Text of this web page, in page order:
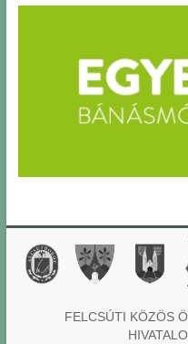
FELCSÚTI KÖZÖS